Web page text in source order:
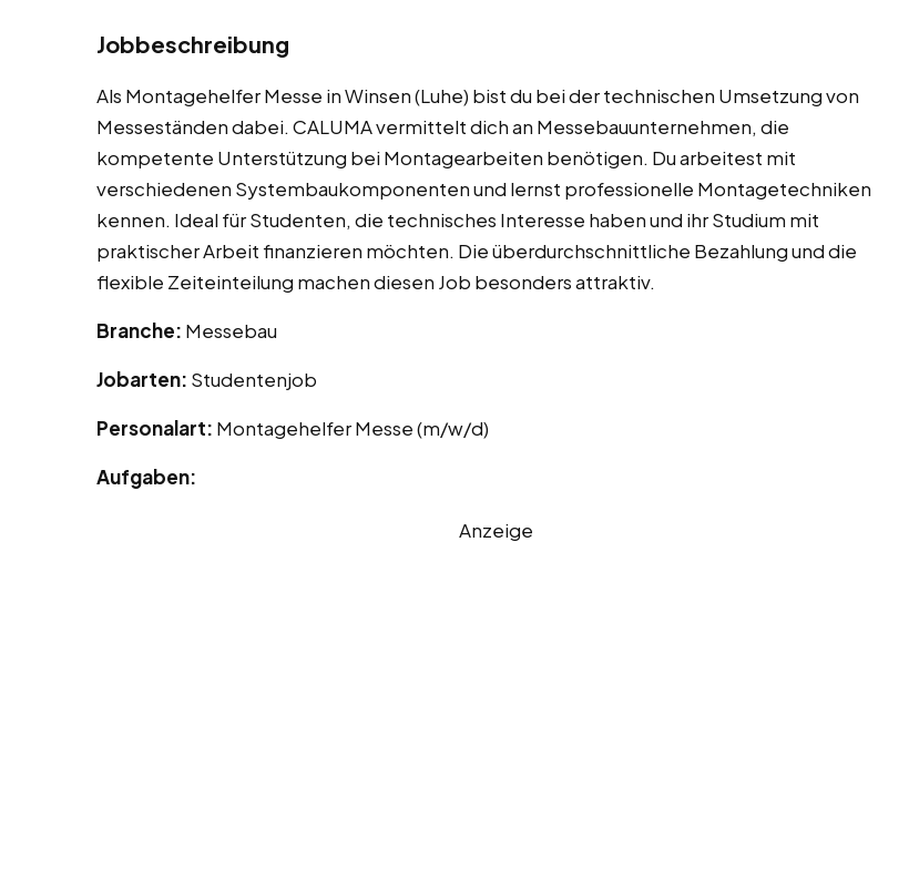
Jobbeschreibung
Als Montagehelfer Messe in Winsen (Luhe) bist du bei der technischen Umsetzung von
Messeständen dabei. CALUMA vermittelt dich an Messebauunternehmen, die
kompetente Unterstützung bei Montagearbeiten benötigen. Du arbeitest mit
verschiedenen Systembaukomponenten und lernst professionelle Montagetechniken
kennen. Ideal für Studenten, die technisches Interesse haben und ihr Studium mit
praktischer Arbeit finanzieren möchten. Die überdurchschnittliche Bezahlung und die
flexible Zeiteinteilung machen diesen Job besonders attraktiv.
Branche: Messebau
Jobarten: Studentenjob
Personalart: Montagehelfer Messe (m/w/d)
Aufgaben:
Anzeige